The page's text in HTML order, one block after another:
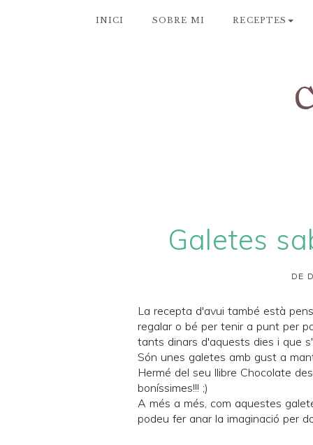
INICI SOBRE MI RECEPTES
Galetes
DE
La recepta d'avui també està
regalar o bé per tenir a punt per
tants dinars d'aquests dies i que
Són unes galetes amb gust a
Hermé del seu llibre Chocolate
boníssimes!!! ;)
A més a més, com aquestes
podeu fer anar la imaginació per